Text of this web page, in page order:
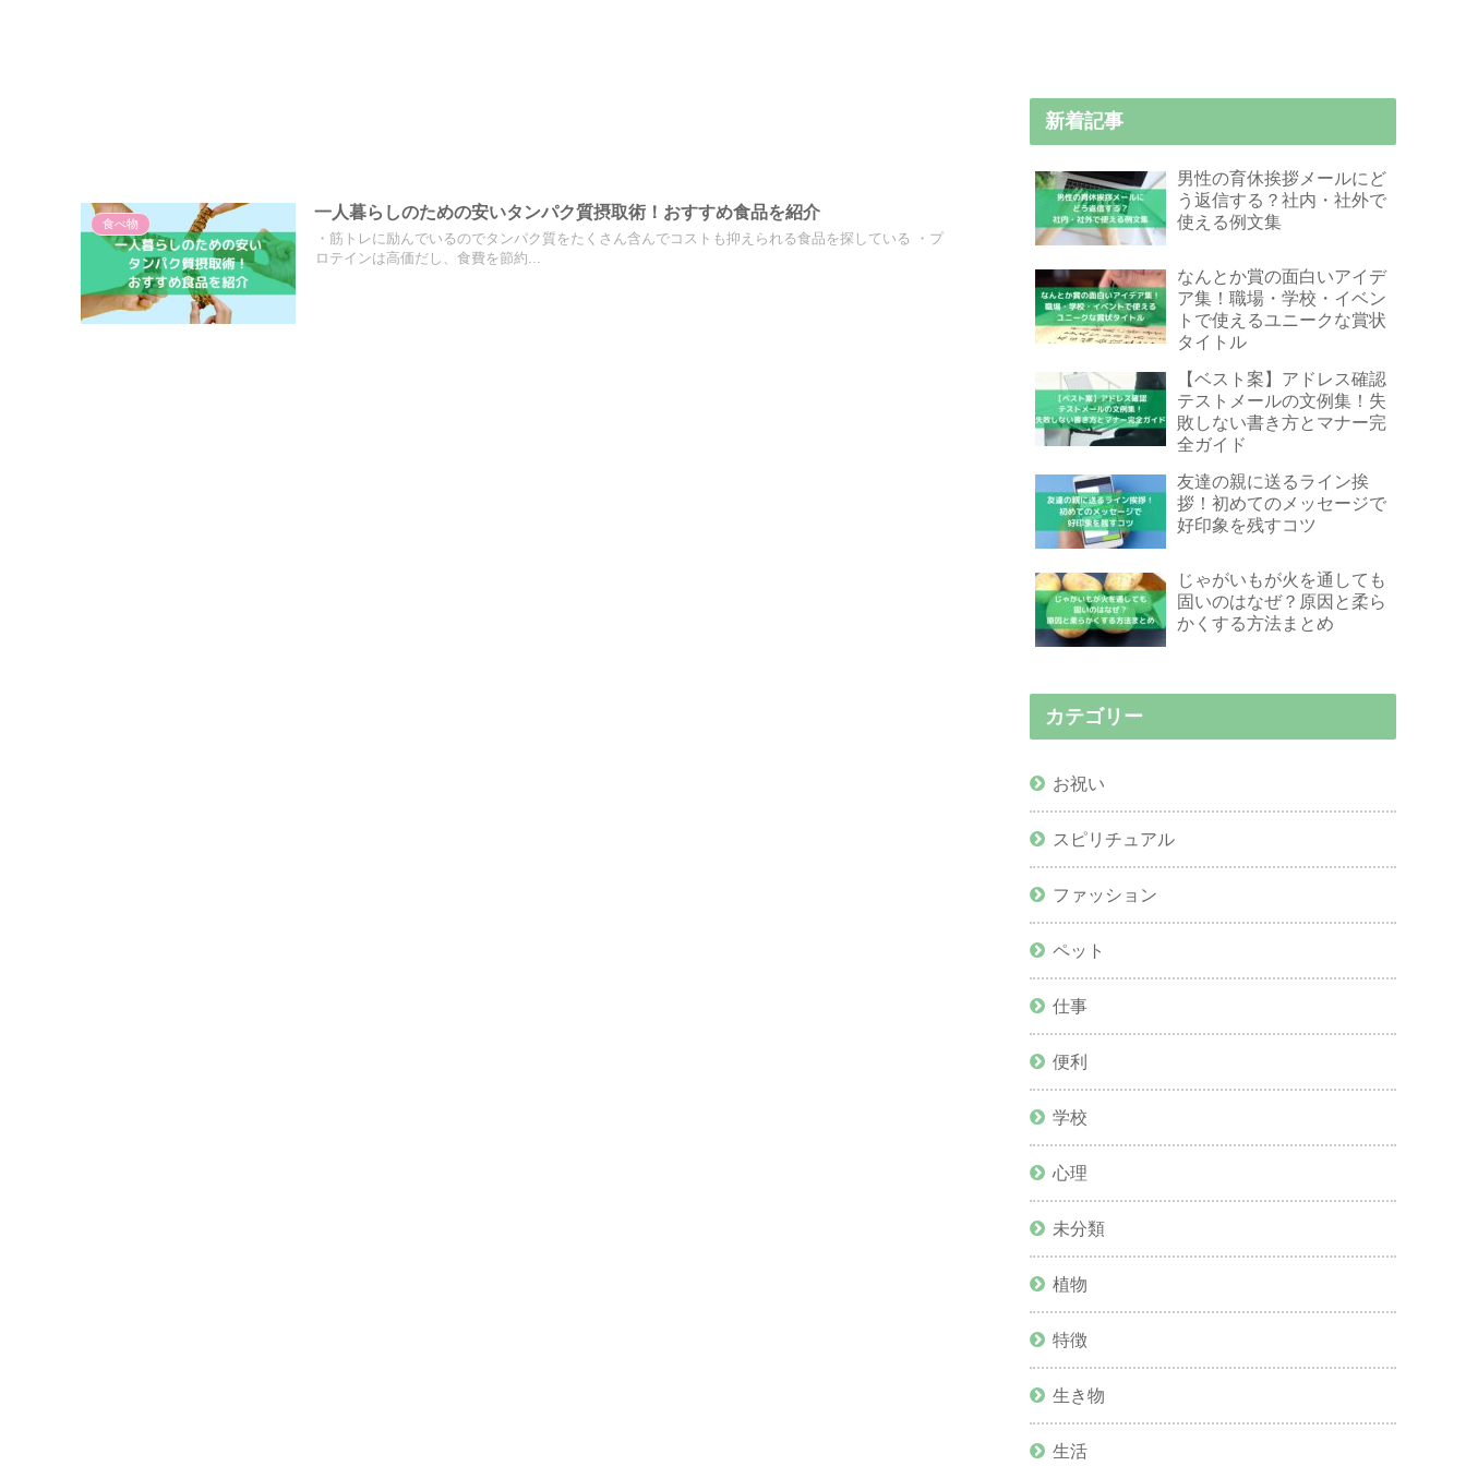
食べ物
一人暮らしのための安いタンパク質摂取術！おすすめ食品を紹介
・筋トレに励んでいるのでタンパク質をたくさん含んでコストも抑えられる食品を探している ・プ
ロテインは高価だし、食費を節約...
新着記事
男性の育休挨拶メールにど
う返信する？社内・社外で
使える例文集
なんとか賞の面白いアイデ
ア集！職場・学校・イベン
トで使えるユニークな賞状
タイトル
【ベスト案】アドレス確認
テストメールの文例集！失
敗しない書き方とマナー完
全ガイド
友達の親に送るライン挨
拶！初めてのメッセージで
好印象を残すコツ
じゃがいもが火を通しても
固いのはなぜ？原因と柔ら
かくする方法まとめ
カテゴリー
お祝い
スピリチュアル
ファッション
ペット
仕事
便利
学校
心理
未分類
植物
特徴
生き物
生活